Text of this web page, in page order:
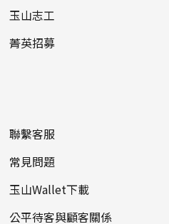
玉山志工
菁英招募
聯繫客服
常見問題
玉山Wallet下載
公平待客與顧客關係